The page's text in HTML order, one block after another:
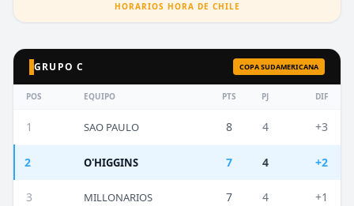
HORARIOS HORA DE CHILE
GRUPO C COPA SUDAMERICANA
POS EQUIPO PTS PJ DIF
1 SAO PAULO 8 4 +3
2 O'HIGGINS 7 4 +2
3 MILLONARIOS 7 4 +1